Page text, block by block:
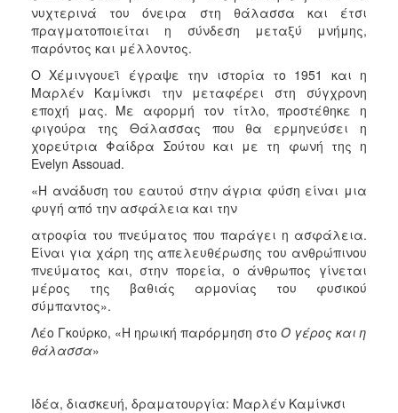
νυχτερινά του όνειρα στη θάλασσα και έτσι
πραγματοποιείται η σύνδεση μεταξύ μνήμης,
παρόντος και μέλλοντος.
Ο Χέμινγουεϊ έγραψε την ιστορία το 1951 και η
Μαρλέν Καμίνκσι την μεταφέρει στη σύγχρονη
εποχή μας. Με αφορμή τον τίτλο, προστέθηκε η
φιγούρα της Θάλασσας που θα ερμηνεύσει η
χορεύτρια Φαίδρα Σούτου και με τη φωνή της η
Evelyn Assouad.
«Η ανάδυση του εαυτού στην άγρια φύση είναι μια
φυγή από την ασφάλεια και την
ατροφία του πνεύματος που παράγει η ασφάλεια.
Είναι για χάρη της απελευθέρωσης του ανθρώπινου
πνεύματος και, στην πορεία, ο άνθρωπος γίνεται
μέρος της βαθιάς αρμονίας του φυσικού
σύμπαντος».
Λέο Γκούρκο, «Η ηρωική παρόρμηση στο Ο γέρος και η
θάλασσα»
Ιδέα, διασκευή, δραματουργία: Μαρλέν Καμίνκσι